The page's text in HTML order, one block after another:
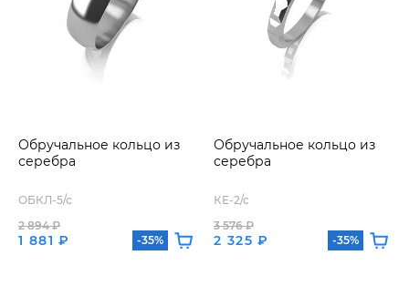
Обручальное кольцо из
серебра
ОБКЛ-5/с
1 881 ₽
2 894 ₽
-35%
Обручальное кольцо из
серебра
КЕ-2/с
2 325 ₽
3 576 ₽
-35%